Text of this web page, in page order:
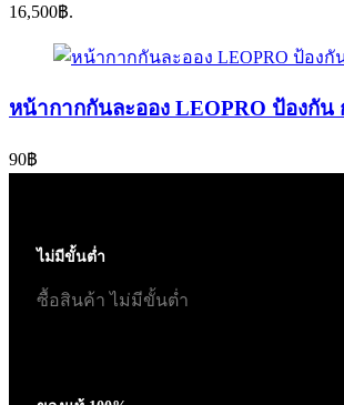
16,500฿.
หน้ากากกันละออง LEOPRO ป้องกัน
90฿
ไม่มีขั้นต่ำ
ซื้อสินค้า ไม่มีขั้นต่ำ